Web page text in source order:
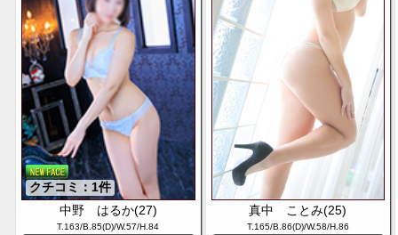
クチコミ：1件
中野 はるか(27)
T.163/B.85(D)/W.57/H.84
真中 ことみ(25)
T.165/B.86(D)/W.58/H.86